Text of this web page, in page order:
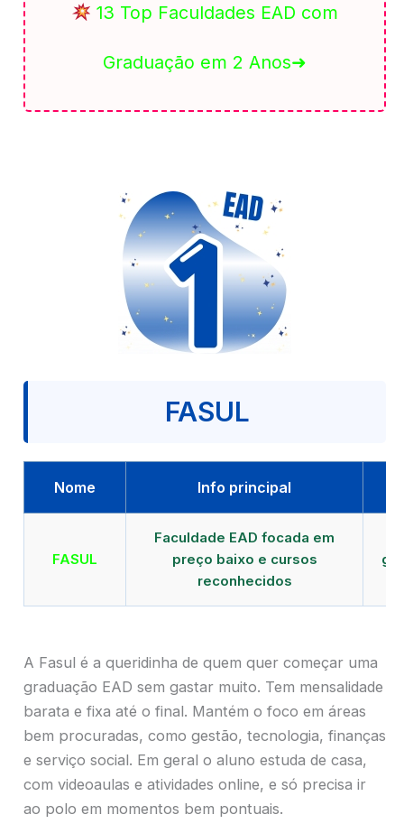
13 Top Faculdades EAD com
Graduação em 2 Anos➜
FASUL
Nome Info principal
FASUL
Faculdade EAD focada em
preço baixo e cursos
reconhecidos
A Fasul é a queridinha de quem quer começar uma
graduação EAD sem gastar muito. Tem mensalidade
barata e fixa até o final. Mantém o foco em áreas
bem procuradas, como gestão, tecnologia, finanças
e serviço social. Em geral o aluno estuda de casa,
com videoaulas e atividades online, e só precisa ir
ao polo em momentos bem pontuais.